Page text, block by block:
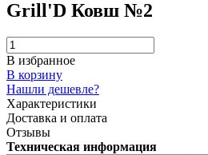
Grill'D Ковш №2
В избранное
В корзину
Нашли дешевле?
Характеристики
Доставка и оплата
Отзывы
Техническая информация